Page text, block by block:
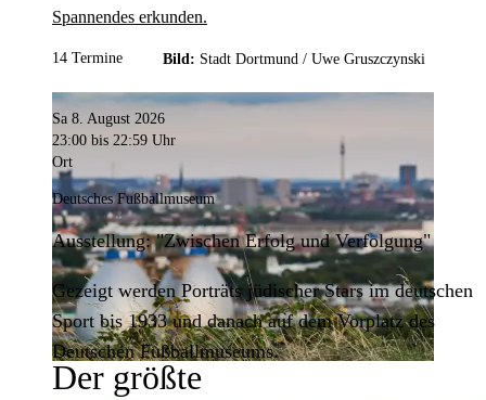
Spannendes erkunden.
Bild: Stadt Dortmund / Uwe Gruszczynski
Der größte
14 Termine
Sa 8. August 2026
23:00 bis 22:59 Uhr
Ort
Deutsches Fußballmuseum
Ausstellung: "Zwischen Erfolg und Verfolgung"
Gezeigt werden Porträts jüdischer Stars im deutschen
Sport bis 1933 und danach auf dem Vorplatz des
Deutschen Fußballmuseums.